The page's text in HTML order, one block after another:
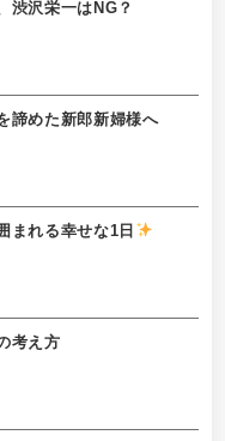
渋沢栄一はNG？
諦めた新郎新婦様へ
まれる幸せな1日
考え方